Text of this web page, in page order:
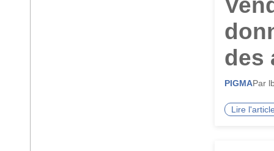
des
PIGMAPar
Lire